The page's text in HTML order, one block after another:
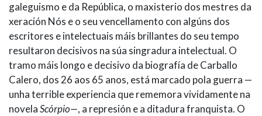
galeguismo e da República, o maxisterio dos mestres da
xeración Nós e o seu vencellamento con algúns dos
escritores e intelectuais máis brillantes do seu tempo
resultaron decisivos na súa singradura intelectual. O
tramo máis longo e decisivo da biografía de Carballo
Calero, dos 26 aos 65 anos, está marcado pola guerra —
unha terrible experiencia que rememora vividamente na
novelaScórpio—, a represión e a ditadura franquista. O